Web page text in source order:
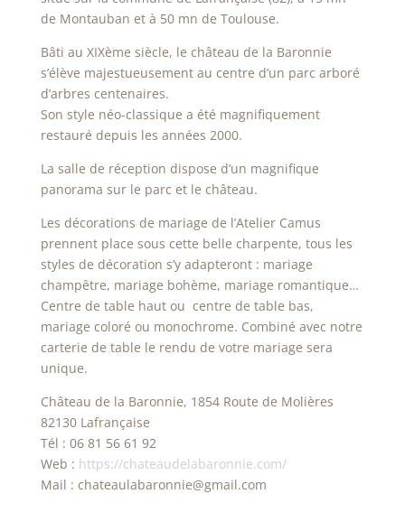
de Montauban et à 50 mn de Toulouse.
Bâti au XIXème siècle, le château de la Baronnie
s’élève majestueusement au centre d’un parc arboré
d’arbres centenaires.
Son style néo-classique a été magnifiquement
restauré depuis les années 2000.
La salle de réception dispose d’un magnifique
panorama sur le parc et le château.
Les décorations de mariage de l’Atelier Camus
prennent place sous cette belle charpente, tous les
styles de décoration s’y adapteront : mariage
champêtre, mariage bohème, mariage romantique…
Centre de table haut ou centre de table bas,
mariage coloré ou monochrome. Combiné avec notre
carterie de table le rendu de votre mariage sera
unique.
Château de la Baronnie, 1854 Route de Molières
82130 Lafrançaise
Tél : 06 81 56 61 92
Web : https://chateaudelabaronnie.com/
Mail : chateaulabaronnie@gmail.com